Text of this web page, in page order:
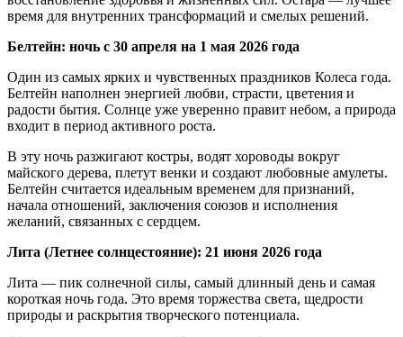
время для внутренних трансформаций и смелых решений.
Белтейн: ночь с 30 апреля на 1 мая 2026 года
Один из самых ярких и чувственных праздников Колеса года.
Белтейн наполнен энергией любви, страсти, цветения и
радости бытия. Солнце уже уверенно правит небом, а природа
входит в период активного роста.
В эту ночь разжигают костры, водят хороводы вокруг
майского дерева, плетут венки и создают любовные амулеты.
Белтейн считается идеальным временем для признаний,
начала отношений, заключения союзов и исполнения
желаний, связанных с сердцем.
Лита (Летнее солнцестояние): 21 июня 2026 года
Лита — пик солнечной силы, самый длинный день и самая
короткая ночь года. Это время торжества света, щедрости
природы и раскрытия творческого потенциала.